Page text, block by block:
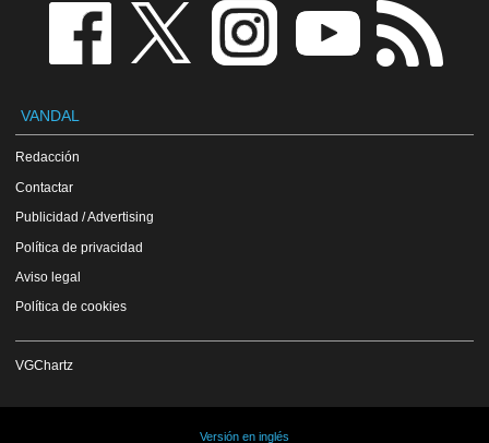
VANDAL
Redacción
Contactar
Publicidad / Advertising
Política de privacidad
Aviso legal
Política de cookies
VGChartz
Versión en inglés